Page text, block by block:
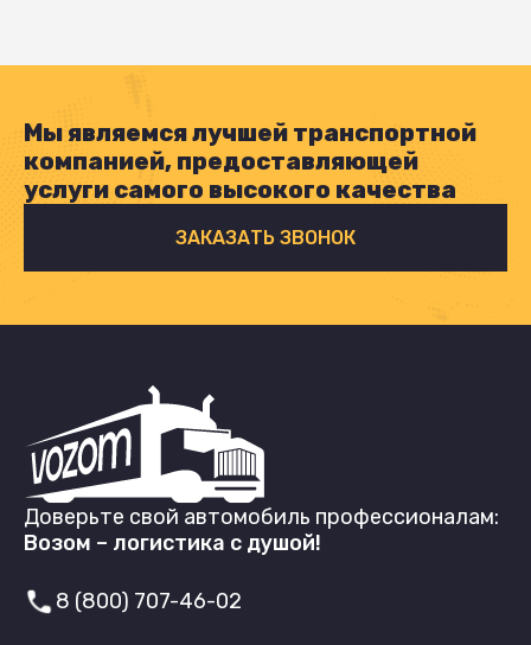
Мы являемся лучшей транспортной
компанией, предоставляющей
услуги самого высокого качества
ЗАКАЗАТЬ ЗВОНОК
Доверьте свой автомобиль профессионалам:
Возом – логистика с душой!
8 (800) 707-46-02